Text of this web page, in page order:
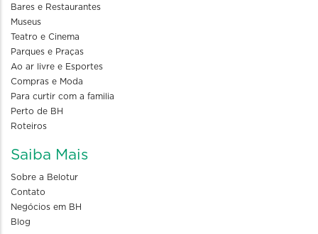
Bares e Restaurantes
Museus
Teatro e Cinema
Parques e Praças
Ao ar livre e Esportes
Compras e Moda
Para curtir com a familia
Perto de BH
Roteiros
Saiba Mais
Sobre a Belotur
Contato
Negócios em BH
Blog